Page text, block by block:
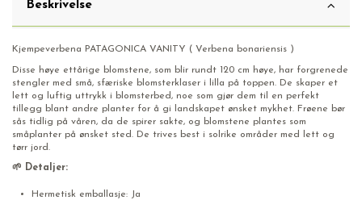
Beskrivelse
Kjempeverbena PATAGONICA VANITY ( Verbena bonariensis )
Disse høye ettårige blomstene, som blir rundt 120 cm høye, har forgrenede
stengler med små, sfæriske blomsterklaser i lilla på toppen. De skaper et
lett og luftig uttrykk i blomsterbed, noe som gjør dem til en perfekt
tillegg blant andre planter for å gi landskapet ønsket mykhet. Frøene bør
sås tidlig på våren, da de spirer sakte, og blomstene plantes som
småplanter på ønsket sted. De trives best i solrike områder med lett og
tørr jord.
🌱 Detaljer:
Hermetisk emballasje: Ja